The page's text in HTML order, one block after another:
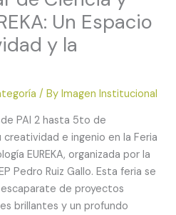
Un Espacio
y la
/ ByImagen Institucional
PAI 2 hasta 5to de
creatividad e ingenio en la Feria
EUREKA, organizada por la
Pedro Ruiz Gallo. Esta feria se
de proyectos
brillantes y un profundo